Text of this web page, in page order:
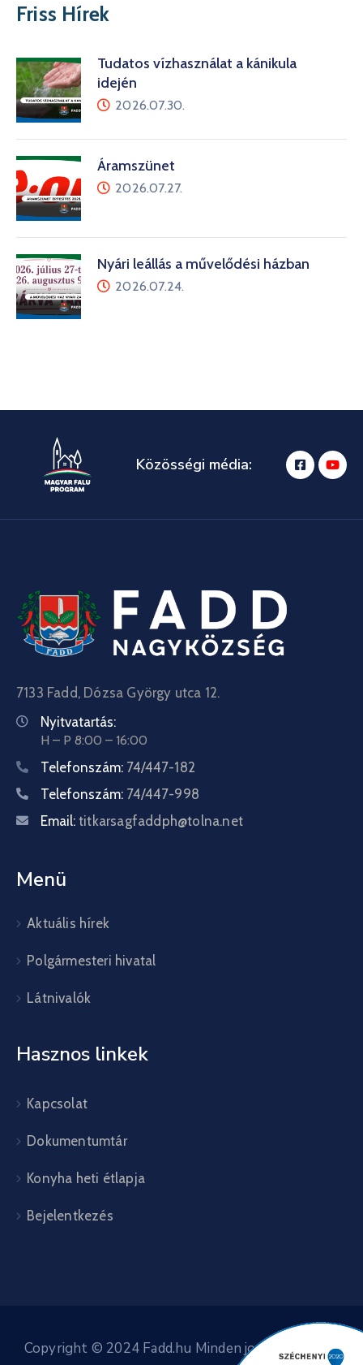
Friss Hírek
Tudatos vízhasználat a kánikula
idején
2026.07.30.
Áramszünet
2026.07.27.
Nyári leállás a művelődési házban
2026.07.24.
Közösségi média:
7133 Fadd, Dózsa György utca 12.
Nyitvatartás:
H – P 8:00 – 16:00
Telefonszám: 74/447-182
Telefonszám: 74/447-998
Email: titkarsagfaddph@tolna.net
Menü
Aktuális hírek
Polgármesteri hivatal
Látnivalók
Hasznos linkek
Kapcsolat
Dokumentumtár
Konyha heti étlapja
Bejelentkezés
Copyright © 2024 Fadd.hu Minden jog fenntartva.